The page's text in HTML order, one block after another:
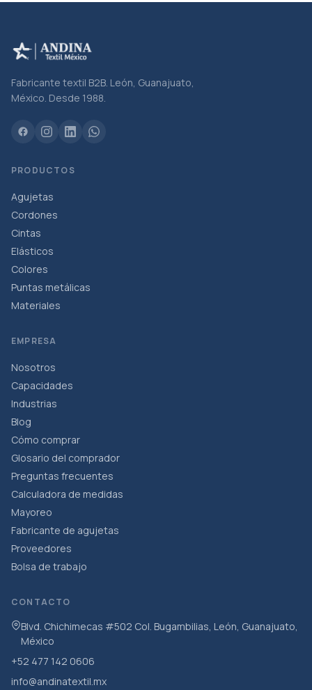
Fabricante textil B2B. León, Guanajuato,
México. Desde 1988.
PRODUCTOS
Agujetas
Cordones
Cintas
Elásticos
Colores
Puntas metálicas
Materiales
EMPRESA
Nosotros
Capacidades
Industrias
Blog
Cómo comprar
Glosario del comprador
Preguntas frecuentes
Calculadora de medidas
Mayoreo
Fabricante de agujetas
Proveedores
Bolsa de trabajo
CONTACTO
Blvd. Chichimecas #502 Col. Bugambilias, León, Guanajuato,
México
+52 477 142 0606
info@andinatextil.mx